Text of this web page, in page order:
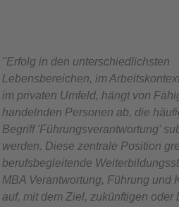
"Erfolg in den unterschiedlichsten
Lebensbereichen, im
im privaten Umfeld, hängt von
handelnden Personen ab, die
Begriff 'Führungsverantwortung'
werden. Diese zentrale Position
berufsbegleitende
MBA Verantwortung, Führung und
auf, mit dem Ziel, zukünftigen oder